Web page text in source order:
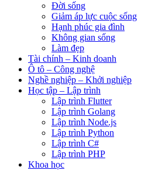
Đời sống
Giảm áp lực cuộc sống
Hạnh phúc gia đình
Không gian sống
Làm đẹp
Tài chính – Kinh doanh
Ô tô – Công nghệ
Nghề nghiệp – Khởi nghiệp
Học tập – Lập trình
Lập trình Flutter
Lập trình Golang
Lập trình Node.js
Lập trình Python
Lập trình C#
Lập trình PHP
Khoa học